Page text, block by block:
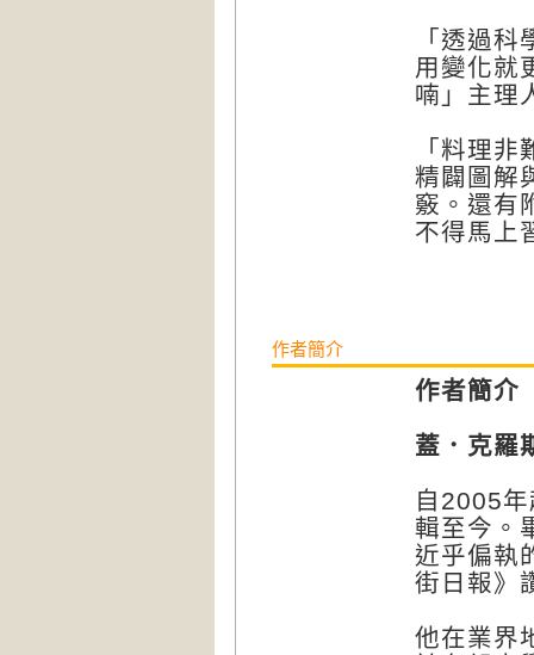
「透過
用變化就
喃」主理
「料理
精闢圖解
竅。還有
不得馬上
作者簡介
作者簡介
蓋．克羅
自2005
輯至今。
近乎偏執
街日報》
他在業界